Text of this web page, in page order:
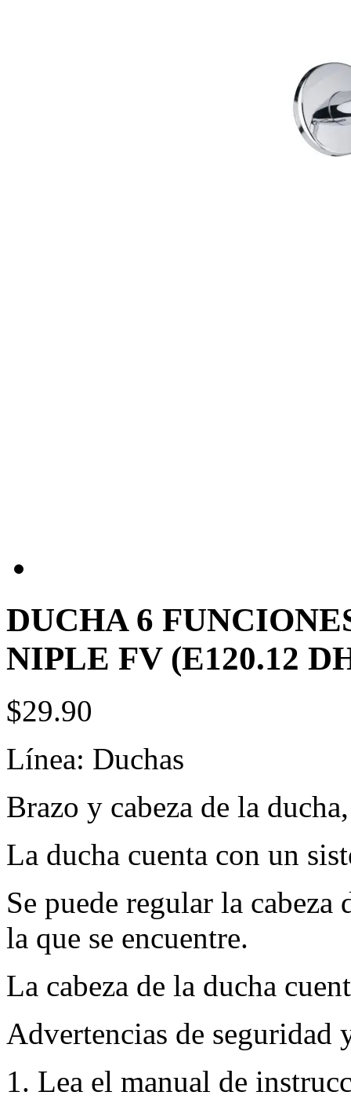
DUCHA 6
NIPLE FV (E120.12
$29.90
Línea: Duchas
Brazo y cabeza de la
La ducha cuenta con un
Se puede regular la
la que se encuentre.
La cabeza de la ducha
Advertencias de seguridad
1. Lea el manual de